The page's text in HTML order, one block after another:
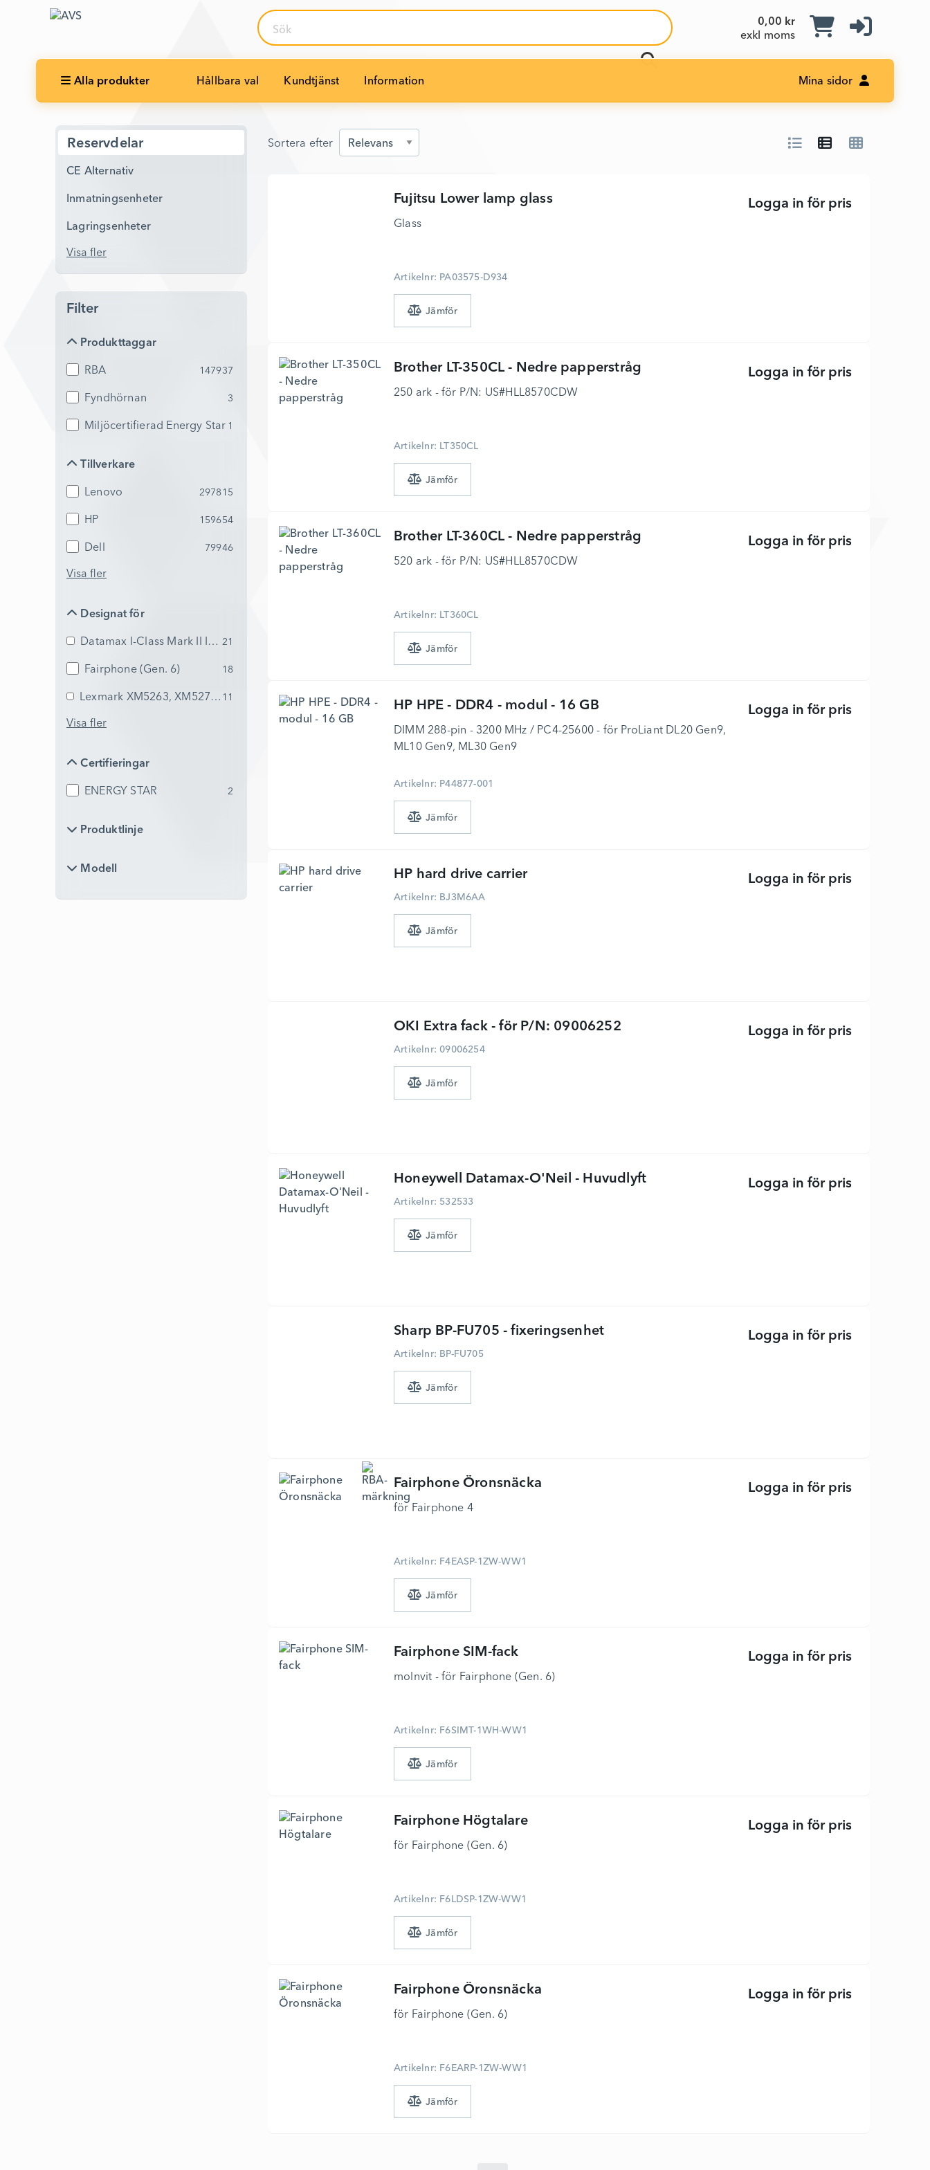
0,00 kr
exkl moms
Sök
Alla produkter Hållbara val Kundtjänst Information Mina sidor
Reservdelar
CE Alternativ
Inmatningsenheter
Lagringsenheter
Visa fler
Filter
Produkttaggar
Produkttaggar
RBA 147937
Fyndhörnan 3
Miljöcertifierad Energy Star 1
Tillverkare
Tillverkare
Lenovo 297815
HP 159654
Dell 79946
Visa fler
Designat för
Designat för
Datamax I-Class Mark II I-4212e, I-4310e
21
Fairphone (Gen. 6) 18
Lexmark XM5263, XM5270, XM7263, XM7270
11
Visa fler
Certifieringar
Certifieringar
ENERGY STAR 2
Produktlinje
Produktlinje
Modell
Modell
Sortera efter
Sortera efter
Fujitsu Lower lamp glass
Glass
Artikelnr: PA03575-D934
Logga in för pris
Brother LT-350CL - Nedre papperstråg
250 ark - för P/N: US#HLL8570CDW
Artikelnr: LT350CL
Logga in för pris
Brother LT-360CL - Nedre papperstråg
520 ark - för P/N: US#HLL8570CDW
Artikelnr: LT360CL
Logga in för pris
HP HPE - DDR4 - modul - 16 GB
DIMM 288-pin - 3200 MHz / PC4-25600 - för ProLiant DL20 Gen9,
ML10 Gen9, ML30 Gen9
Artikelnr: P44877-001
Logga in för pris
HP hard drive carrier
Artikelnr: BJ3M6AA
Logga in för pris
OKI Extra fack - för P/N: 09006252
Artikelnr: 09006254
Logga in för pris
Honeywell Datamax-O'Neil - Huvudlyft
Artikelnr: 532533
Logga in för pris
Sharp BP-FU705 - fixeringsenhet
Artikelnr: BP-FU705
Logga in för pris
Fairphone Öronsnäcka
för Fairphone 4
Artikelnr: F4EASP-1ZW-WW1
Logga in för pris
Fairphone SIM-fack
molnvit - för Fairphone (Gen. 6)
Artikelnr: F6SIMT-1WH-WW1
Logga in för pris
Fairphone Högtalare
för Fairphone (Gen. 6)
Artikelnr: F6LDSP-1ZW-WW1
Logga in för pris
Fairphone Öronsnäcka
för Fairphone (Gen. 6)
Artikelnr: F6EARP-1ZW-WW1
Logga in för pris